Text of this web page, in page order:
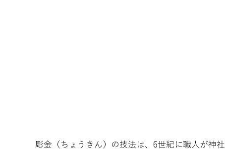
彫金（ちょうきん）の技法は、6世紀に職人が神